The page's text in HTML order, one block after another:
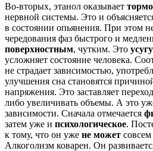
Во-вторых, этанол оказывает
нервной системы. Это и
в состоянии опьянения. При этом
чередования фаз быстрого и
поверхностным, чутким. Это
усложняет состояние человека.
не страдает зависимостью,
улучшения сна становятся
напряжения. Это заставляет
либо увеличивать объемы. А это
зависимости. Сначала отмечается
затем уже и психологическое.
к тому, что он уже не может
Алкоголизм коварен. Он